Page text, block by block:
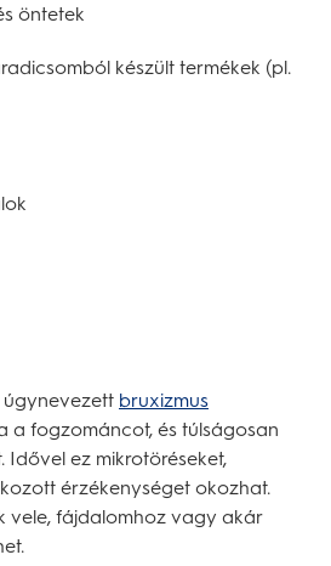
öntetek
készült termékek (pl.
bruxizmus
a fogzománcot, és túlságosan
Idővel ez mikrotöréseket,
érzékenységet okozhat.
vele, fájdalomhoz vagy akár